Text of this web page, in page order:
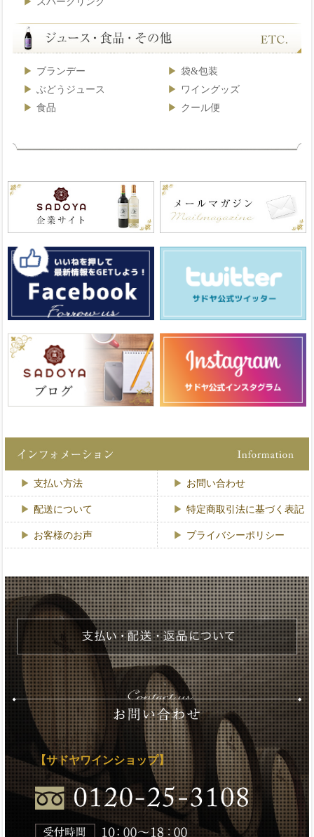
ブランデー
袋&包装
ぶどうジュース
ワイングッズ
食品
クール便
支払い方法 お問い合わせ
配送について 特定商取引法に基づく表記
お客様のお声 プライバシーポリシー
【サドヤワインショップ】